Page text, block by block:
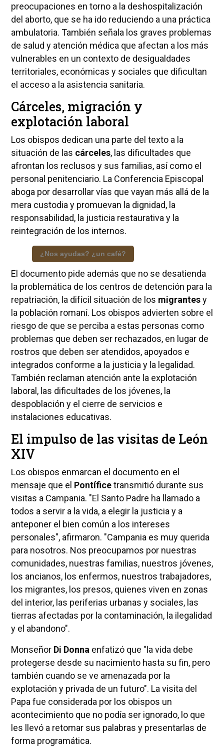
preocupaciones en torno a la deshospitalización
del aborto, que se ha ido reduciendo a una práctica
ambulatoria. También señala los graves problemas
de salud y atención médica que afectan a los más
vulnerables en un contexto de desigualdades
territoriales, económicas y sociales que dificultan
el acceso a la asistencia sanitaria.
Cárceles, migración y
explotación laboral
Los obispos dedican una parte del texto a la
situación de las cárceles, las dificultades que
afrontan los reclusos y sus familias, así como el
personal penitenciario. La Conferencia Episcopal
aboga por desarrollar vías que vayan más allá de la
mera custodia y promuevan la dignidad, la
responsabilidad, la justicia restaurativa y la
reintegración de los internos.
¿Nos ayudas? ¿un café?
El documento pide además que no se desatienda
la problemática de los centros de detención para la
repatriación, la difícil situación de los migrantesy
la población romaní. Los obispos advierten sobre el
riesgo de que se perciba a estas personas como
problemas que deben ser rechazados, en lugar de
rostros que deben ser atendidos, apoyados e
integrados conforme a la justicia y la legalidad.
También reclaman atención ante la explotación
laboral, las dificultades de los jóvenes, la
despoblación y el cierre de servicios e
instalaciones educativas.
El impulso de las visitas de León
XIV
Los obispos enmarcan el documento en el
mensaje que el Pontíficetransmitió durante sus
visitas a Campania. "El Santo Padre ha llamado a
todos a servir a la vida, a elegir la justicia y a
anteponer el bien común a los intereses
personales", afirmaron. "Campania es muy querida
para nosotros. Nos preocupamos por nuestras
comunidades, nuestras familias, nuestros jóvenes,
los ancianos, los enfermos, nuestros trabajadores,
los migrantes, los presos, quienes viven en zonas
del interior, las periferias urbanas y sociales, las
tierras afectadas por la contaminación, la ilegalidad
y el abandono".
Monseñor Di Donna enfatizó que "la vida debe
protegerse desde su nacimiento hasta su fin, pero
también cuando se ve amenazada por la
explotación y privada de un futuro". La visita del
Papa fue considerada por los obispos un
acontecimiento que no podía ser ignorado, lo que
les llevó a retomar sus palabras y presentarlas de
forma programática.